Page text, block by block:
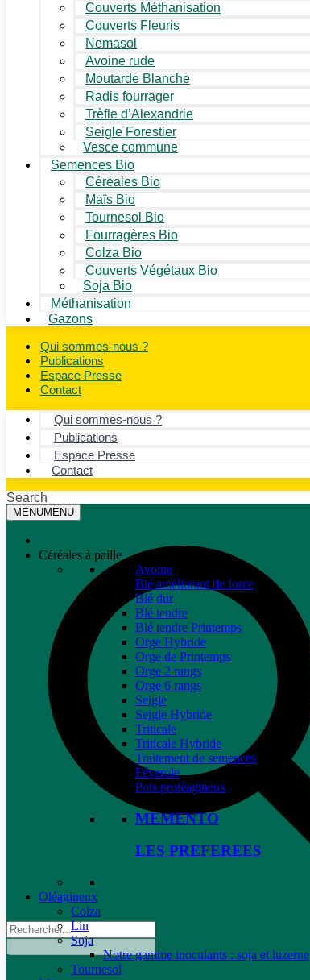
Couverts Méthanisation
Couverts Fleuris
Nemasol
Avoine rude
Moutarde Blanche
Radis fourrager
Trèfle d’Alexandrie
Seigle Forestier
Vesce commune
Semences Bio
Céréales Bio
Maïs Bio
Tournesol Bio
Fourragères Bio
Colza Bio
Couverts Végétaux Bio
Soja Bio
Méthanisation
Gazons
Qui sommes-nous ?
Publications
Espace Presse
Contact
Qui sommes-nous ?
Publications
Espace Presse
Contact
Search
MENUMENU
Céréales à paille
Avoine
Blé améliorant de force
Blé dur
Blé tendre
Blé tendre Printemps
Orge Hybride
Orge de Printemps
Orge 2 rangs
Orge 6 rangs
Seigle
Seigle Hybride
Triticale
Triticale Hybride
Traitement de semences
Féverole
Pois protéagineux
MEMENTO
LES PREFEREES
Oléagineux
Colza
Lin
Soja
Notre gamme inoculants : soja et luzerne
Tournesol